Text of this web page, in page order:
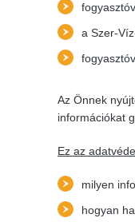
a Szer-
Az Önnek
információkat
Ez az
milyen
hogyan